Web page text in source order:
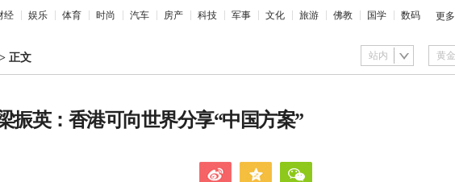
经 娱乐 体育 时尚 汽车 房产 科技 军事 文化 旅游 佛教 国学 数码 更多
> 正文 站内
振英：香港可向世界分享“中国方案”